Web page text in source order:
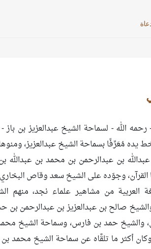
الله - لسماحة الشيخ عبدالعزيز بن
يده مُعَرِّفًا بسماحة الشيخ عبدالعزيز،
بن عبدالرحمن بن محمد بن عبدالله
العربية من مشاهير علماء نجد، منهم
صالح بن عبدالعزيز بن عبدالرحمن بن
حمد بن فارس، وسماحة الشيخ محمد
أكثر ما تلقَّاه عن سماحة الشيخ محمد